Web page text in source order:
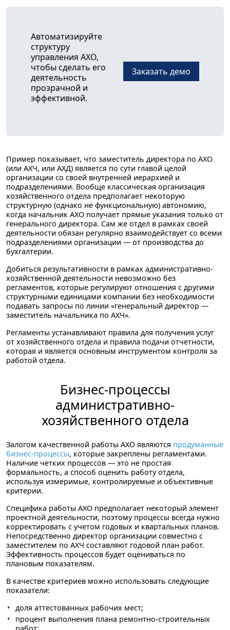
Автоматизируйте
структуру
управления АХО,
чтобы сделать его
деятельность
прозрачной и
эффективной.
Заказать демо
Пример показывает, что заместитель директора по АХО
(или АХЧ, или АХД) является по сути главой целой
организации со своей внутренней иерархией и
подразделениями. Вообще классическая организация
хозяйственного отдела предполагает некоторую
структурную (однако не функциональную) автономию,
когда начальник АХО получает прямые указания только от
генерального директора. Сам же отдел в рамках своей
деятельности обязан регулярно взаимодействует со всеми
подразделениями организации — от производства до
бухгалтерии.
Добиться результативности в рамках административно-
хозяйственной деятельности невозможно без
регламентов, которые регулируют отношения с другими
структурными единицами компании без необходимости
подавать запросы по линии «генеральный директор —
заместитель начальника по АХЧ».
Регламенты устанавливают правила для получения услуг
от хозяйственного отдела и правила подачи отчетности,
которая и является основным инструментом контроля за
работой отдела.
Бизнес-процессы
административно-
хозяйственного отдела
Залогом качественной работы АХО являются продуманные
бизнес-процессы, которые закреплены регламентами.
Наличие четких процессов — это не простая
формальность, а способ оценить работу отдела,
используя измеримые, контролируемые и объективные
критерии.
Специфика работы АХО предполагает некоторый элемент
проектной деятельности, поэтому процессы всегда нужно
корректировать с учетом годовых и квартальных планов.
Непосредственно директор организации совместно с
заместителем по АХЧ составляют годовой план работ.
Эффективность процессов будет оцениваться по
плановым показателям.
В качестве критериев можно использовать следующие
показатели:
доля аттестованных рабочих мест;
процент выполнения плана ремонтно-строительных